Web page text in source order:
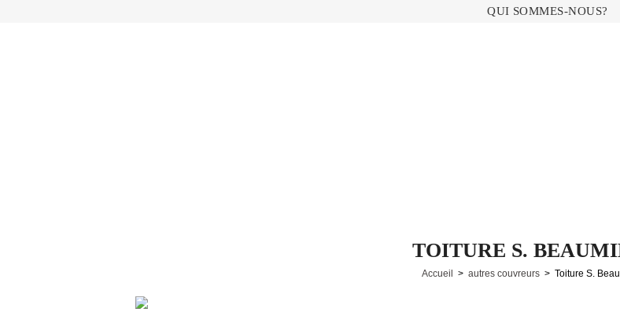
Menu principal
QUI SOMMES-NOUS?
TOITURE S.
Accueil > autres couvreurs > Toiture S.